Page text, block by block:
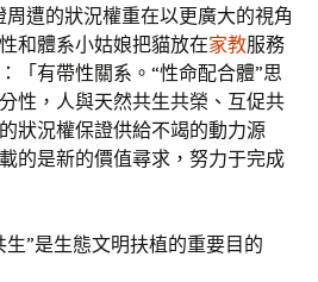
遭的狀況權重在以更廣大的視角
和體系小姑娘把貓放在家教服務
「有帶性關系。“性命配合體”思
性，人與天然共生共榮、互促共
狀況權保證供給不竭的動力源
的是新的價值尋求，努力于完成
生”是生態文明扶植的重要目的